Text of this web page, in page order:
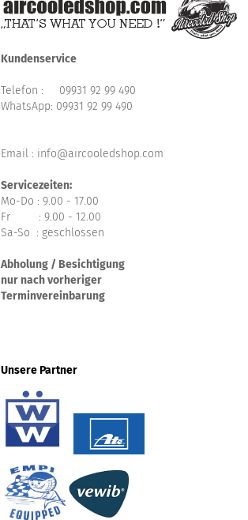
Kundenservice
Telefon : 09931 92 99 490
WhatsApp: 09931 92 99 490
Email : info@aircooledshop.com
Servicezeiten:
Mo-Do : 9.00 - 17.00
Fr : 9.00 - 12.00
Sa-So : geschlossen
Abholung / Besichtigung
nur nach vorheriger
Terminvereinbarung
Unsere Partner